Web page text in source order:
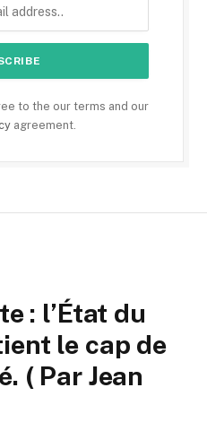
to the our terms and our
agreement.
: l’État du
le cap de
( Par Jean